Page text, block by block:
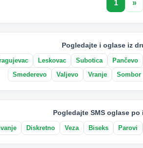
1 »
Pogledajte i oglase iz
Leskovac Subotica Pančevo
Smederevo
Valjevo Vranje Sombor
Pogledajte SMS oglase
Diskretno Veza Biseks Parovi